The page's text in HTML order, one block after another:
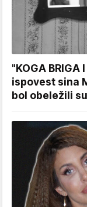
"KOGA BRIGA
ispovest sina
bol obeležili